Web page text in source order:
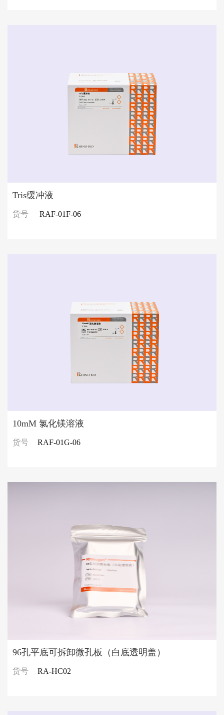
Tris缓冲液
货号 RAF-01F-06
10mM 氯化镁溶液
货号 RAF-01G-06
96孔平底可拆卸微孔板（白底透明盖）
货号 RA-HC02